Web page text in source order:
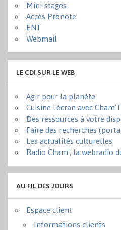
Mini-stages
Accès Pronote
ENT
Webmail
LE CDI SUR LE WEB
Agir pour la planète
Cuisine l'écran avec
Des ressources à votre
Faire des recherches
Les actualités culturelles
Radio Cham', la webradio
AU FIL DES JOURS
Espace client
Informations clients